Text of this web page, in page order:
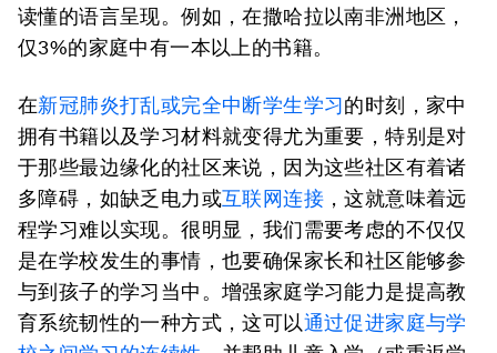
读懂的语言呈现。例如，在撒哈拉以南非洲地区，
仅3%的家庭中有一本以上的书籍。
在新冠肺炎打乱或完全中断学生学习的时刻，家中
拥有书籍以及学习材料就变得尤为重要，特别是对
于那些最边缘化的社区来说，因为这些社区有着诸
多障碍，如缺乏电力或互联网连接 ，这就意味着远
程学习难以实现。很明显，我们需要考虑的不仅仅
是在学校发生的事情，也要确保家长和社区能够参
与到孩子的学习当中。增强家庭学习能力是提高教
育系统韧性的一种方式，这可以通过促进家庭与学